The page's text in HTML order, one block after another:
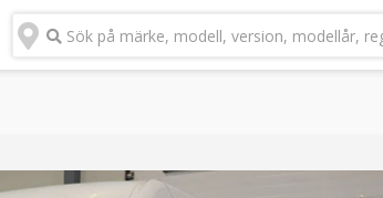
Sök på märke, modell, version, modellår,